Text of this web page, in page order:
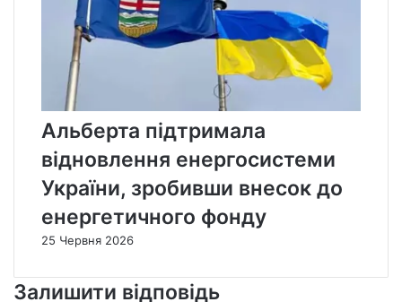
Альберта підтримала
відновлення енергосистеми
України, зробивши внесок до
енергетичного фонду
25 Червня 2026
Залишити відповідь